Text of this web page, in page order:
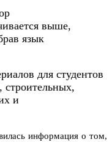
выше,
язык
для студентов
строительных,
и
информация о том,